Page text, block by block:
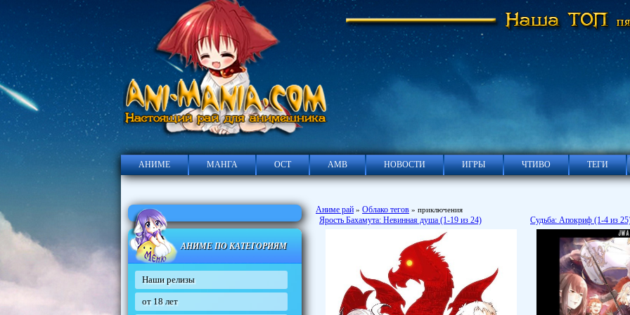
АНИМЕ МАНГА ОСТ АМВ НОВОСТИ ИГРЫ ЧТИВО ТЕГИ
АНИМЕ ПО КАТЕГОРИЯМ
Наши релизы
от 18 лет
Аниме рай » Облако тегов » приключения
Ярость Бахамута: Невинная душа (1-19 из 24) Судьба: Апокриф (1-4 из